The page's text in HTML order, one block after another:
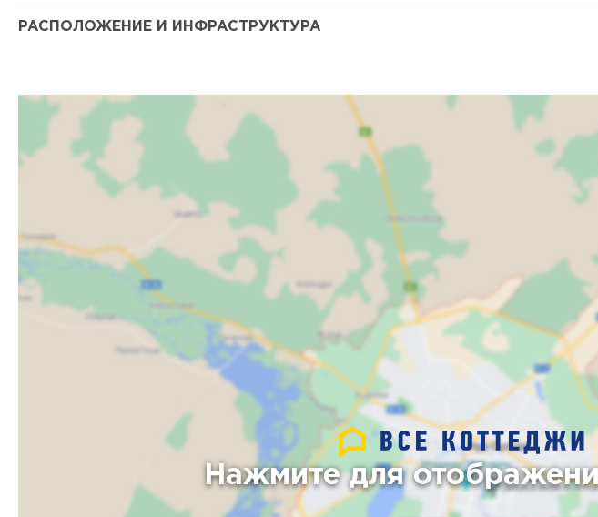
РАСПОЛОЖЕНИЕ И ИНФРАСТРУКТУРА
Нажмите для